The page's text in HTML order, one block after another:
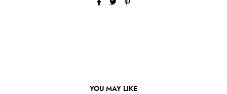
YOU MAY LIKE